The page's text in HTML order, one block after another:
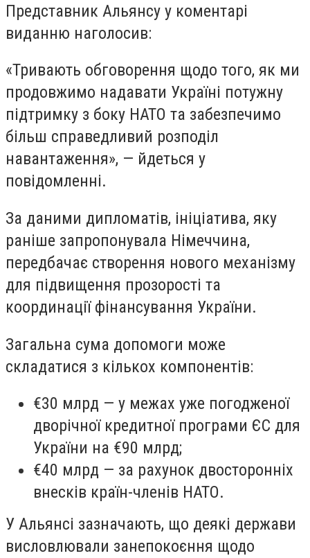
Представник Альянсу у коментарі
виданню наголосив:
«Тривають обговорення щодо того, як ми
продовжимо надавати Україні потужну
підтримку з боку НАТО та забезпечимо
більш справедливий розподіл
навантаження», — йдеться у
повідомленні.
За даними дипломатів, ініціатива, яку
раніше запропонувала Німеччина,
передбачає створення нового механізму
для підвищення прозорості та
координації фінансування України.
Загальна сума допомоги може
складатися з кількох компонентів:
€30 млрд — у межах уже погодженої
дворічної кредитної програми ЄС для
України на €90 млрд;
€40 млрд — за рахунок двосторонніх
внесків країн-членів НАТО.
У Альянсі зазначають, що деякі держави
висловлювали занепокоєння щодо